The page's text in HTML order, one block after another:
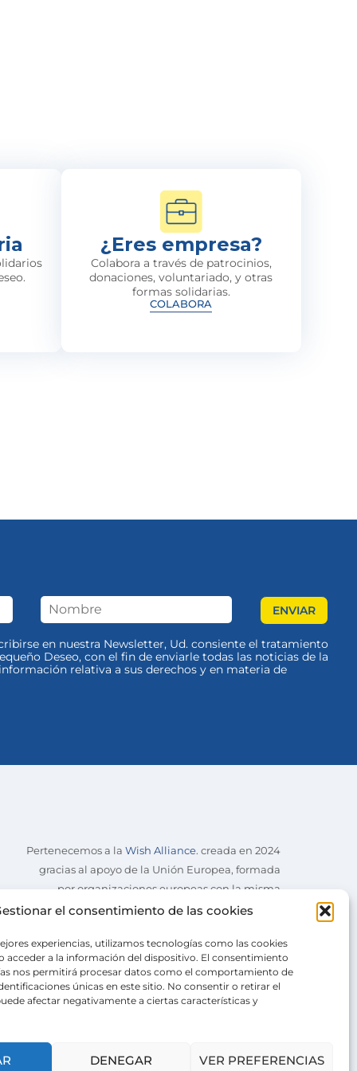
el consentimiento de las cookies
experiencias, utilizamos tecnologías como las cookies
acceder a la información del dispositivo. El consentimiento
nos permitirá procesar datos como el comportamiento de
únicas en este sitio. No consentir o retirar el
afectar negativamente a ciertas características y
DENEGAR VER PREFERENCIAS
¿Eres empresa?
Colabora a través de patrocinios,
donaciones, voluntariado, y otras
formas solidarias.
COLABORA
en nuestra Newsletter, Ud. consiente el tratamiento
Deseo, con el fin de enviarle todas las noticias de la
relativa a sus derechos y en materia de
Pertenecemos a la Wish Alliance. creada en 2024
gracias al apoyo de la Unión Europea, formada
por organizaciones europeas con la misma
misión.